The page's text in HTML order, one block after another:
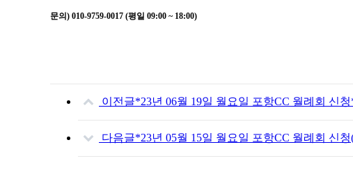
문의) 010-9759-0017 (평일 09:00 ~ 18:00)
이전글*23년 06월 19일 월요일 포항CC 월례회 신
다음글*23년 05월 15일 월요일 포항CC 월례회 신